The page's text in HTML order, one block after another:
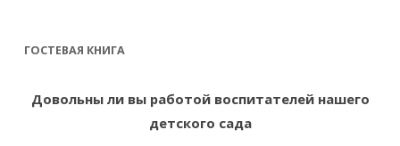
ГОСТЕВАЯ КНИГА
Довольны ли вы работой воспитателей нашего
детского сада